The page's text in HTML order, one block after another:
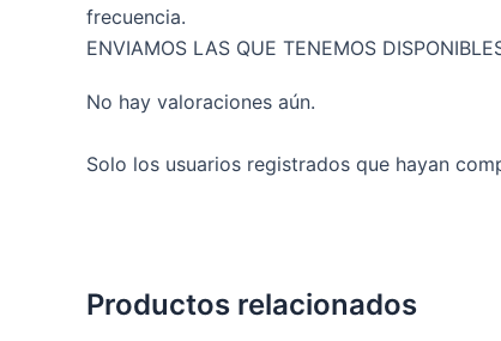
frecuencia.
ENVIAMOS LAS QUE TENEMOS
No hay valoraciones aún.
Solo los usuarios registrados que hayan
Productos relacionados